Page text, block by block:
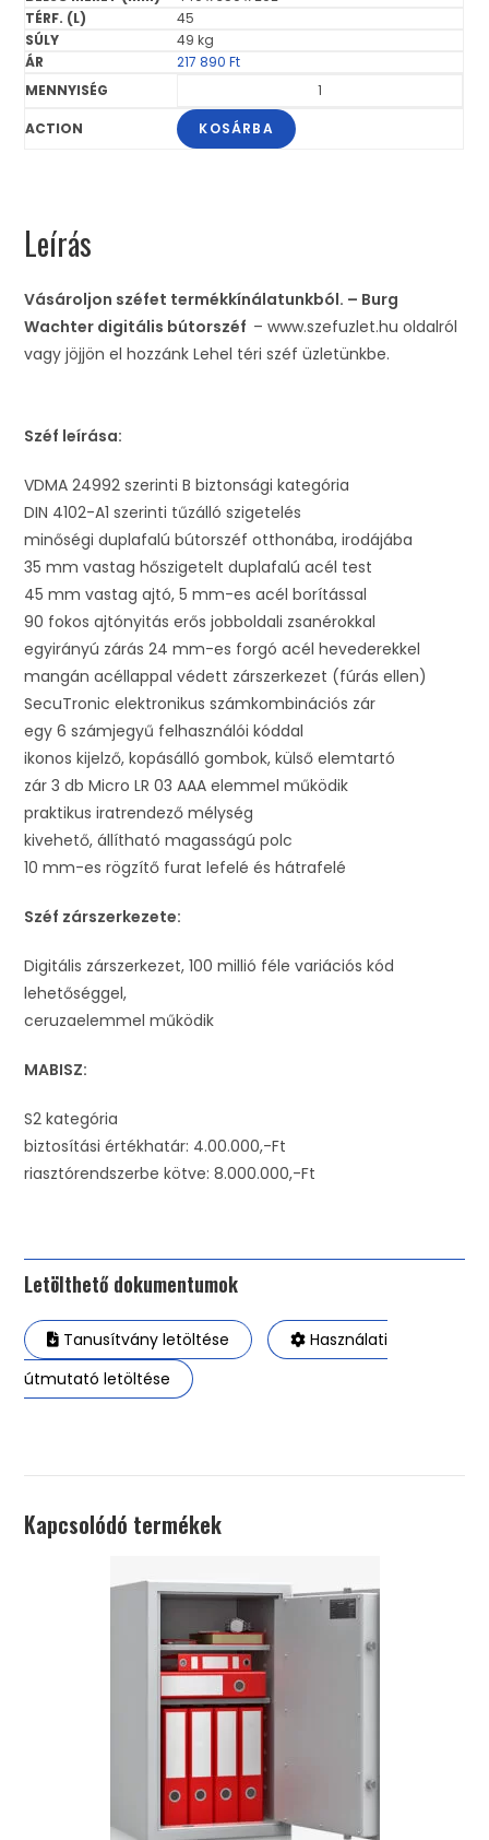
45
49 kg
217 890Ft
KOSÁRBA
Leírás
Vásároljon széfet termékkínálatunkból. – Burg
Wachter digitális bútorszéf – www.szefuzlet.hu oldalról
vagy jöjjön el hozzánk Lehel téri széf üzletünkbe.
Széf leírása:
VDMA 24992 szerinti B biztonsági kategória
DIN 4102-A1 szerinti tűzálló szigetelés
minőségi duplafalú bútorszéf otthonába, irodájába
35 mm vastag hőszigetelt duplafalú acél test
45 mm vastag ajtó, 5 mm-es acél borítással
90 fokos ajtónyitás erős jobboldali zsanérokkal
egyirányú zárás 24 mm-es forgó acél hevederekkel
mangán acéllappal védett zárszerkezet (fúrás ellen)
SecuTronic elektronikus számkombinációs zár
egy 6 számjegyű felhasználói kóddal
ikonos kijelző, kopásálló gombok, külső elemtartó
zár 3 db Micro LR 03 AAA elemmel működik
praktikus iratrendező mélység
kivehető, állítható magasságú polc
10 mm-es rögzítő furat lefelé és hátrafelé
Széf zárszerkezete:
Digitális zárszerkezet, 100 millió féle variációs kód
lehetőséggel,
ceruzaelemmel működik
MABISZ:
S2 kategória
biztosítási értékhatár: 4.00.000,-Ft
riasztórendszerbe kötve: 8.000.000,-Ft
Letölthető dokumentumok
Tanusítvány letöltése
Használati
útmutató letöltése
Kapcsolódó termékek